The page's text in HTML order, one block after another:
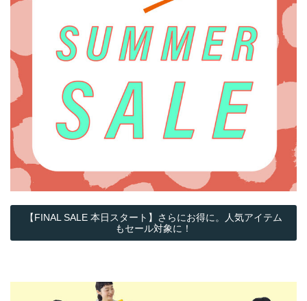
【FINAL SALE 本日スタート】さらにお得に。人気アイテム
もセール対象に！